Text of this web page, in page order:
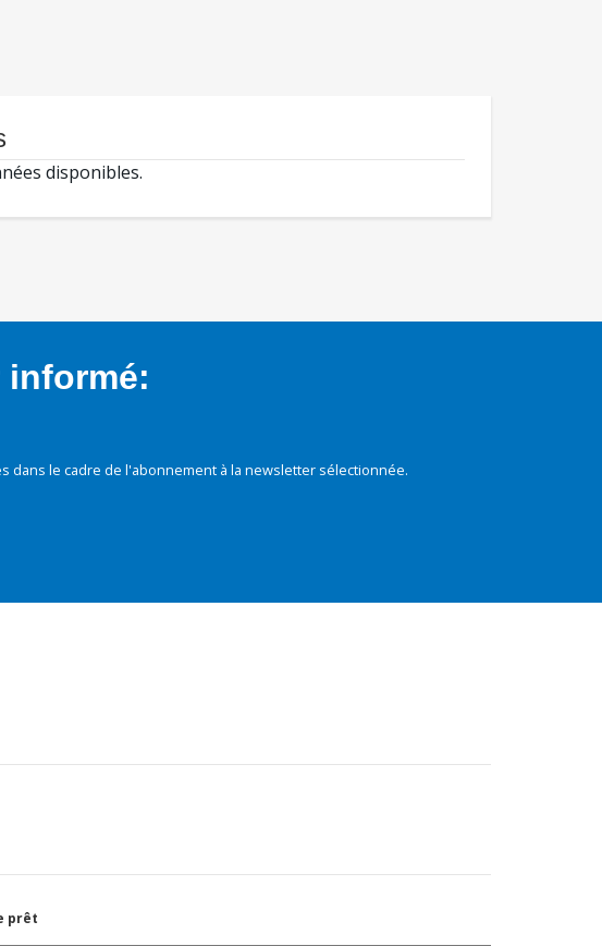
disponibles.
le cadre de l'abonnement à la newsletter sélectionnée.
prêt